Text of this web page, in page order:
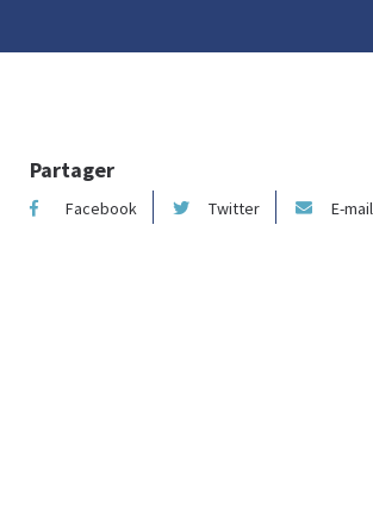
Partager
Facebook Twitter E-mail